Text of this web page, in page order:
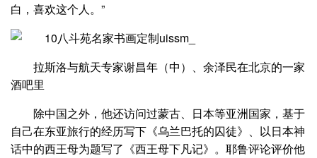
白，喜欢这个人。”
拉斯洛与航天专家谢昌年（中）、余泽民在北京的一家
酒吧里
除中国之外，他还访问过蒙古、日本等亚洲国家，基于
自己在东亚旅行的经历写下《乌兰巴托的囚徒》、以日本神
话中的西王母为题写了《西王母下凡记》。耶鲁评论评价他